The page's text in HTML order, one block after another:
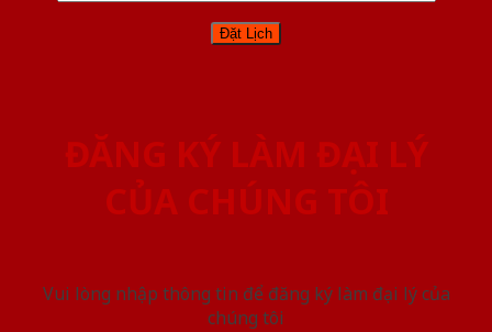
ĐĂNG KÝ LÀM ĐẠI LÝ
CỦA CHÚNG TÔI
Vui lòng nhập thông tin để đăng ký làm đại lý của
chúng tôi